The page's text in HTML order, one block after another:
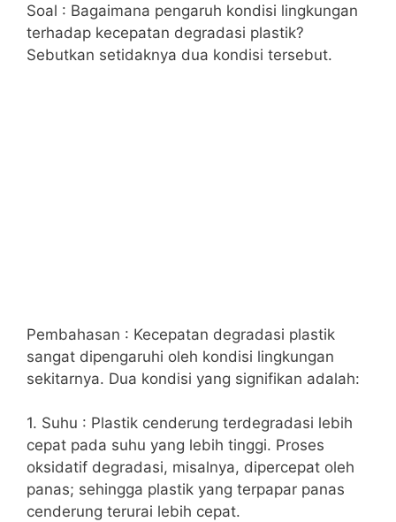
Soal : Bagaimana pengaruh kondisi lingkungan
terhadap kecepatan degradasi plastik?
Sebutkan setidaknya dua kondisi tersebut.
Pembahasan : Kecepatan degradasi plastik
sangat dipengaruhi oleh kondisi lingkungan
sekitarnya. Dua kondisi yang signifikan adalah:
1. Suhu : Plastik cenderung terdegradasi lebih
cepat pada suhu yang lebih tinggi. Proses
oksidatif degradasi, misalnya, dipercepat oleh
panas; sehingga plastik yang terpapar panas
cenderung terurai lebih cepat.